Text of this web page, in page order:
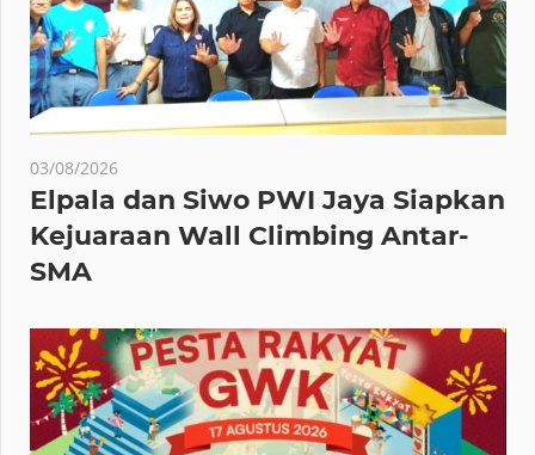
03/08/2026
Elpala dan Siwo PWI Jaya Siapkan
Kejuaraan Wall Climbing Antar-
SMA